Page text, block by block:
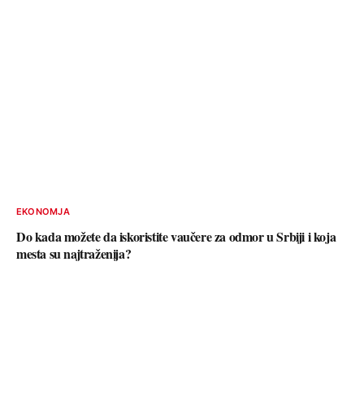
EKONOMJA
Do kada možete da iskoristite vaučere za odmor u Srbiji i koja
mesta su najtraženija?